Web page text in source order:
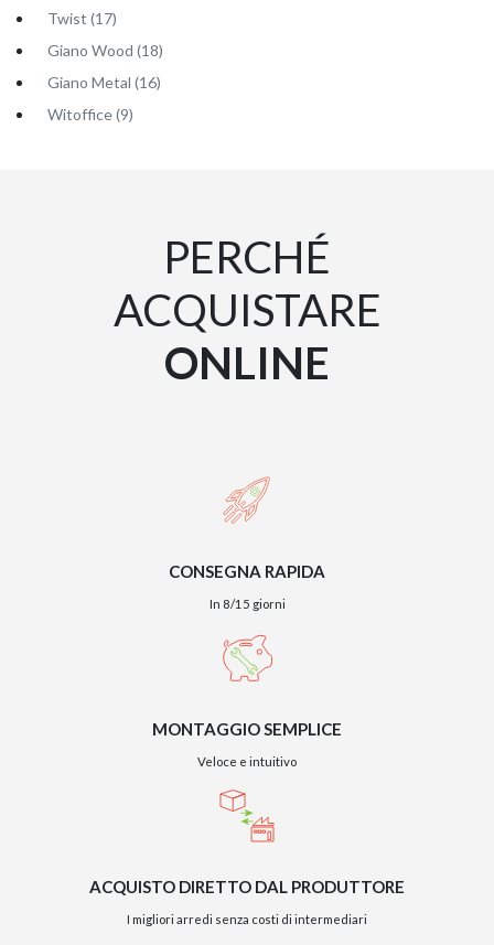
Twist (17)
Giano Wood (18)
Giano Metal (16)
Witoffice (9)
PERCHÉ
ACQUISTARE
ONLINE
CONSEGNA RAPIDA
In 8/15 giorni
MONTAGGIO SEMPLICE
Veloce e intuitivo
ACQUISTO DIRETTO DAL PRODUTTORE
I migliori arredi senza costi di intermediari